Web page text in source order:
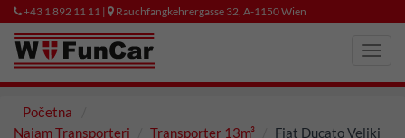
+43 1 892 11 11 | Rauchfangkehrergasse 32, A-1150 Wien
Početna
Najam Transporteri
Transporter 13m³ Fiat Ducato Veliki